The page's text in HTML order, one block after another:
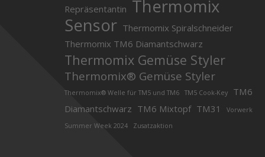
Repräsentantin Thermomix
Sensor Thermomix Spiralschneider
Thermomix TM6 Diamantschwarz
Thermomix Gemüse Styler
Thermomix® Gemüse Styler
Thermomix® Welle für TM5 und TM6 TM5 Cook-Key
TM6
Diamantschwarz TM6 Mixtopf TM31
Vorwerk
Summer Week 2024
Zusatzaktion